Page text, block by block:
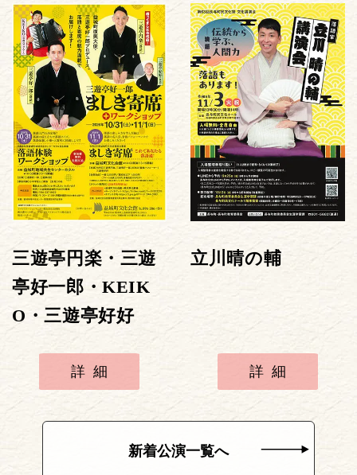
三遊亭円楽・三遊
亭好一郎・KEIK
O・三遊亭好好
詳細
立川晴の輔
詳細
新着公演一覧へ